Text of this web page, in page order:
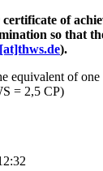
of
so that
).
equivalent of
= 2,5 CP)